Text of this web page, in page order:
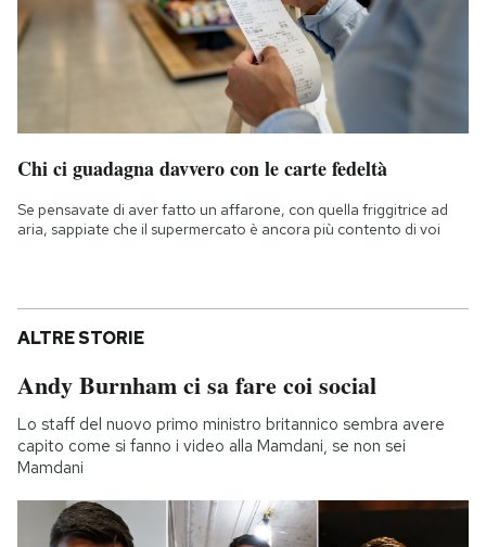
Chi ci guadagna davvero con le carte fedeltà
Se pensavate di aver fatto un affarone, con quella friggitrice ad
aria, sappiate che il supermercato è ancora più contento di voi
ALTRE STORIE
Andy Burnham ci sa fare coi social
Lo staff del nuovo primo ministro britannico sembra avere
capito come si fanno i video alla Mamdani, se non sei
Mamdani